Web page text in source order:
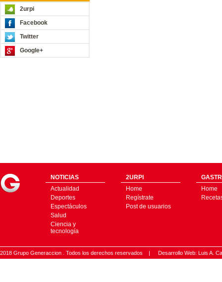
2urpi
Facebook
Twitter
Google+
NOTICIAS
Actualidad
Deportes
Espectáculos
Salud
Ciencia y
tecnología
2URPI
Home
Regístrate
Post de usuarios
Home
2018 Grupo Generaccion . Todos los derechos reservados | Desarrollo Web: Luis